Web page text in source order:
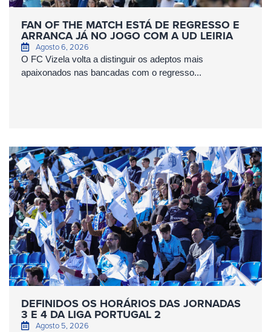
FAN OF THE MATCH ESTÁ DE REGRESSO E
ARRANCA JÁ NO JOGO COM A UD LEIRIA
Agosto 6, 2026
O FC Vizela volta a distinguir os adeptos mais
apaixonados nas bancadas com o regresso...
DEFINIDOS OS HORÁRIOS DAS JORNADAS
3 E 4 DA LIGA PORTUGAL 2
Agosto 5, 2026